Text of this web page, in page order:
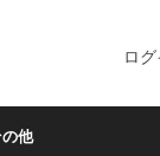
ロ
の他